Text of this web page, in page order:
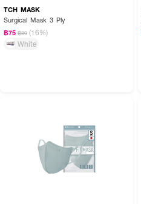
TCH MASK
Surgical Mask 3 Ply
฿75 ฿89 (16%)
White